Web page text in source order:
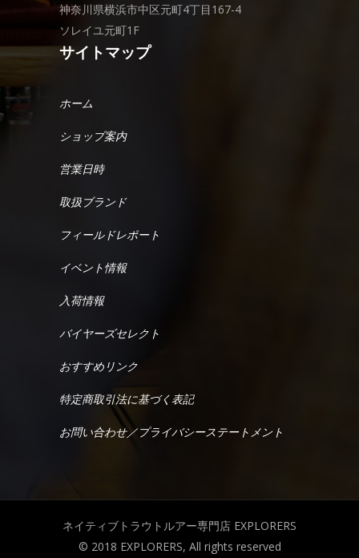
神奈川県横浜市中区元町4丁目167-4
ソレイユ元町1F
サイトマップ
ホーム
ショップ案内
営業日時
取扱ブランド
フィールドレポート
イベント情報
入荷情報
バイヤーズセレクト
おすすめリンク
特定商取引法に基づく表記
お問い合わせ／プライバシーステートメント
ネイティブトラウトルアー専門店 EXPLORERS
© 2018 EXPLORERS, All rights reserved